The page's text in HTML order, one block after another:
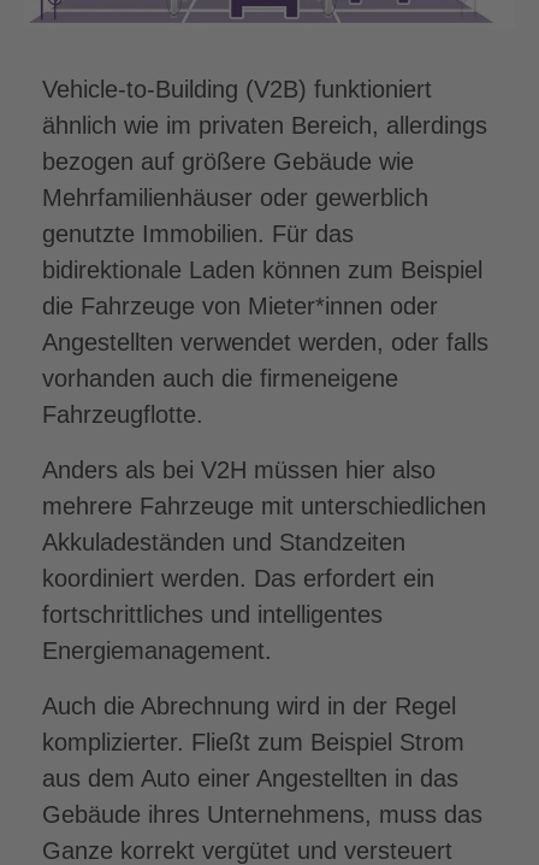
Vehicle-to-Building (V2B) funktioniert
ähnlich wie im privaten Bereich, allerdings
bezogen auf größere Gebäude wie
Mehrfamilienhäuser oder gewerblich
genutzte Immobilien. Für das
bidirektionale Laden können zum Beispiel
die Fahrzeuge von Mieter*innen oder
Angestellten verwendet werden, oder falls
vorhanden auch die firmeneigene
Fahrzeugflotte.
Anders als bei V2H müssen hier also
mehrere Fahrzeuge mit unterschiedlichen
Akkuladeständen und Standzeiten
koordiniert werden. Das erfordert ein
fortschrittliches und intelligentes
Energiemanagement.
Auch die Abrechnung wird in der Regel
komplizierter. Fließt zum Beispiel Strom
aus dem Auto einer Angestellten in das
Gebäude ihres Unternehmens, muss das
Ganze korrekt vergütet und versteuert